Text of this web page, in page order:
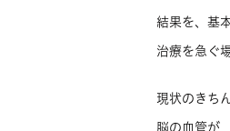
結果を、基
治療を急ぐ
現状のきち
脳の血管が